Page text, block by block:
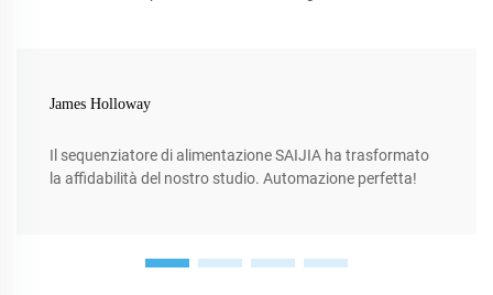
James Holloway
Il sequenziatore di alimentazione SAIJIA ha trasformato
la affidabilità del nostro studio. Automazione perfetta!